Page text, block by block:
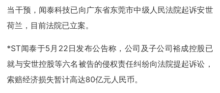
当干预，闻泰科技已向广东省东莞市中级人民法院起诉安世
荷兰，目前法院已立案。
*ST闻泰于5月22日发布公告称，公司及子公司裕成控股已
就与安世控股等六名被告的侵权责任纠纷向法院提起诉讼，
索赔经济损失暂计高达80亿元人民币。